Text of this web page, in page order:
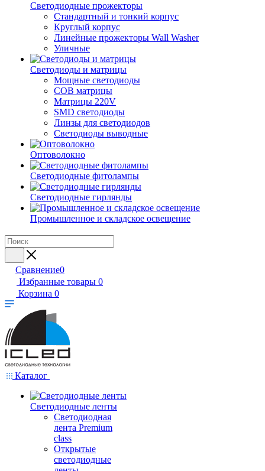
Светодиодные прожекторы
Стандартный и тонкий корпус
Круглый корпус
Линейные прожекторы Wall Washer
Уличные
Светодиоды и матрицы
Мощные светодиоды
COB матрицы
Матрицы 220V
SMD светодиоды
Линзы для светодиодов
Светодиоды выводные
Оптоволокно
Светодиодные фитолампы
Светодиодные гирлянды
Промышленное и складское освещение
Сравнение0
Избранные товары 0
Корзина 0
Каталог
Светодиодные ленты
Светодиодная
лента Premium
class
Открытые
светодиодные